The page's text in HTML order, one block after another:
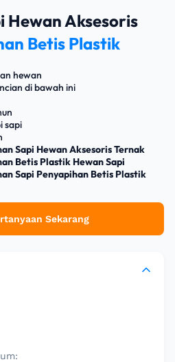
Hewan Aksesoris
Betis Plastik
hewan
di bawah ini
sapi
Sapi Hewan Aksesoris Ternak
Betis Plastik Hewan Sapi
Sapi Penyapihan Betis Plastik
Sekarang